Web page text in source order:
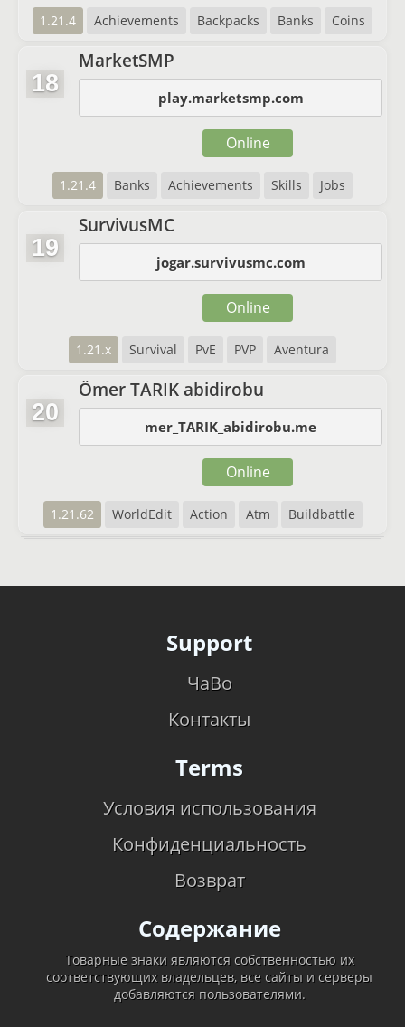
1.21.4 Achievements Backpacks Banks Coins
18
MarketSMP
play.marketsmp.com
1.21.4 Banks Achievements Skills Jobs
Online
19
SurvivusMC
jogar.survivusmc.com
1.21.x Survival PvE PVP Aventura
Online
20
Ömer TARIK abidirobu
mer_TARIK_abidirobu.me
1.21.62 WorldEdit Action Atm Buildbattle
Online
Support
ЧаВо
Контакты
Terms
Условия использования
Конфиденциальность
Возврат
Содержание
Товарные знаки являются собственностью их
соответствующих владельцев, все сайты и серверы
добавляются пользователями.